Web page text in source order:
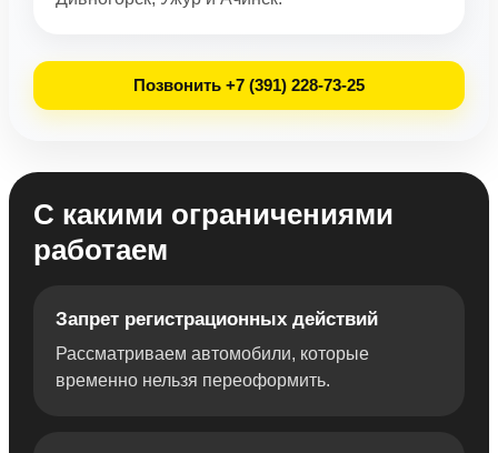
Позвонить +7 (391) 228-73-25
С какими ограничениями
работаем
Запрет регистрационных действий
Рассматриваем автомобили, которые
временно нельзя переоформить.